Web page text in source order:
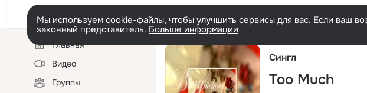
Мы используем cookie-файлы, чтобы улучшить сервисы для вас. Если ваш
законный представитель. Больше информации
Левая
колонкаГлавная
Видео
Группы
Сингл
Too Much